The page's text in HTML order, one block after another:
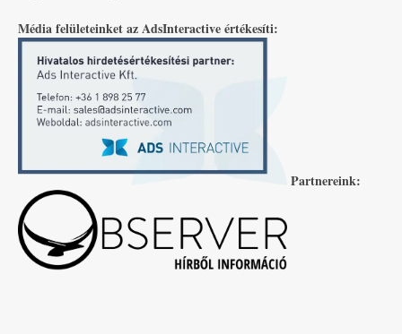
Média felületeinket az AdsInteractive értékesíti:
Partnereink: